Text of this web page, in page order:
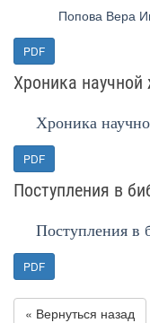
Попова Вера
PDF
Хроника научной
Хроника
PDF
Поступления в
Поступления
PDF
« Вернуться назад